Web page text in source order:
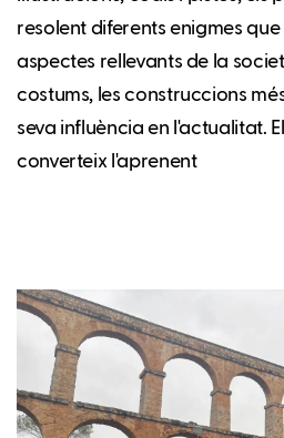
resolent diferents enigmes
aspectes rellevants de la
costums, les construccions
seva influència en l'actualitat.
converteix l'aprenent